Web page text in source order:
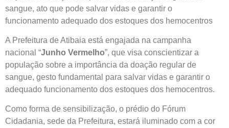
sangue, ato que pode salvar vidas e garantir o
funcionamento adequado dos estoques dos hemocentros
A Prefeitura de Atibaia está engajada na campanha
nacional “Junho Vermelho”, que visa conscientizar a
população sobre a importância da doação regular de
sangue, gesto fundamental para salvar vidas e garantir o
adequado funcionamento dos estoques dos hemocentros.
Como forma de sensibilização, o prédio do Fórum
Cidadania, sede da Prefeitura, estará iluminado com a cor